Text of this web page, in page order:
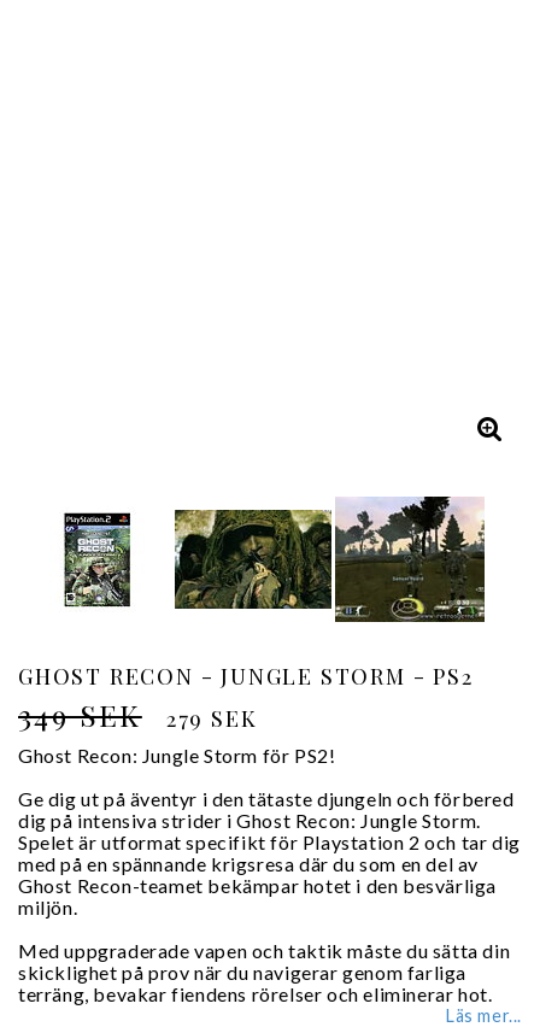
GHOST RECON - JUNGLE STORM - PS2
349 SEK 279 SEK
Ghost Recon: Jungle Storm för PS2!
Ge dig ut på äventyr i den tätaste djungeln och förbered
dig på intensiva strider i Ghost Recon: Jungle Storm.
Spelet är utformat specifikt för Playstation 2 och tar dig
med på en spännande krigsresa där du som en del av
Ghost Recon-teamet bekämpar hotet i den besvärliga
miljön.
Med uppgraderade vapen och taktik måste du sätta din
skicklighet på prov när du navigerar genom farliga
terräng, bevakar fiendens rörelser och eliminerar hot.
Läs mer...